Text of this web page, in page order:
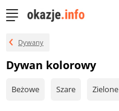
Dywany
Dywan kolorowy
Beżowe Szare Zielone